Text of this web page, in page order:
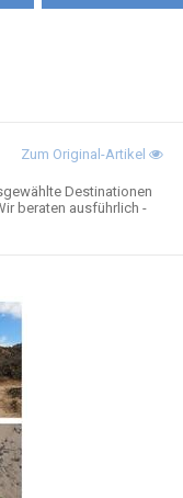
Zum Original-Artikel
Destinationen
beraten ausführlich -